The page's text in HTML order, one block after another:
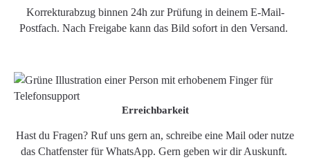
Korrekturabzug binnen 24h zur Prüfung in deinem E-Mail-
Postfach. Nach Freigabe kann das Bild sofort in den Versand.
Erreichbarkeit
Hast du Fragen? Ruf uns gern an, schreibe eine Mail oder nutze
das Chatfenster für WhatsApp. Gern geben wir dir Auskunft.